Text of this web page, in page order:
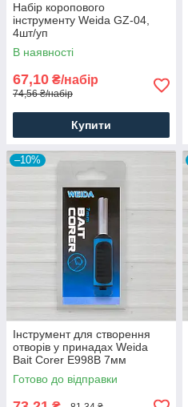
Набір коропового
інструменту Weida GZ-04,
4шт/уп
В наявності
67,10 ₴/набір
74,56 ₴/набір
Купити
–10%
Інструмент для створення
отворів у принадах Weida
Bait Corer Е998В 7мм
Готово до відправки